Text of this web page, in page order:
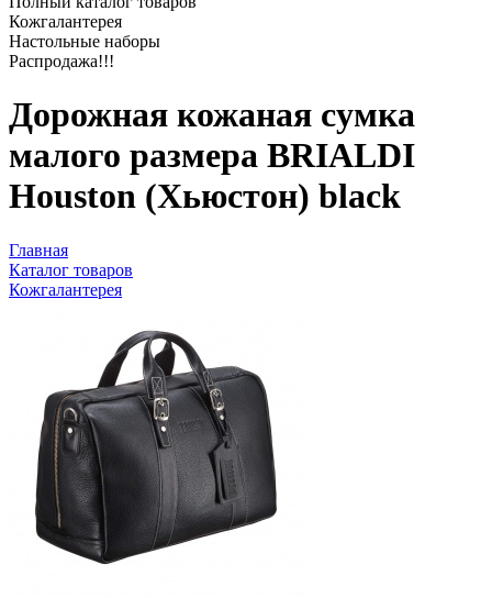
Кожгалантерея
Настольные наборы
Распродажа!!!
Дорожная кожаная сумка
малого размера BRIALDI
Houston (Хьюстон) black
Главная
Каталог товаров
Кожгалантерея